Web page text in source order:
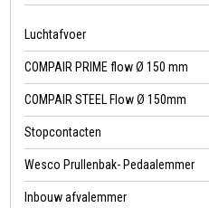
Luchtafvoer
COMPAIR PRIME flow Ø 150 mm
COMPAIR STEEL Flow Ø 150mm
Stopcontacten
Wesco Prullenbak- Pedaalemmer
Inbouw afvalemmer